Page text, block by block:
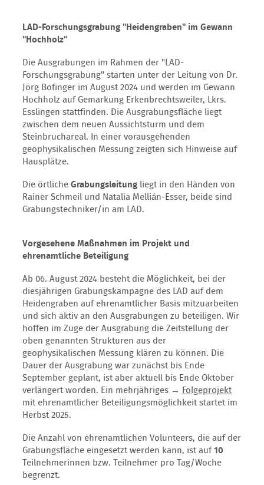
LAD-Forschungsgrabung "Heidengraben" im Gewann
"Hochholz"
Die Ausgrabungen im Rahmen der "LAD-
Forschungsgrabung" starten unter der Leitung von Dr.
Jörg Bofinger im August 2024 und werden im Gewann
Hochholz auf Gemarkung Erkenbrechtsweiler, Lkrs.
Esslingen stattfinden. Die Ausgrabungsfläche liegt
zwischen dem neuen Aussichtsturm und dem
Steinbruchareal. In einer vorausgehenden
geophysikalischen Messung zeigten sich Hinweise auf
Hausplätze.
Die örtliche Grabungsleitung liegt in den Händen von
Rainer Schmeil und Natalia Mellián-Esser, beide sind
Grabungstechniker/in am LAD.
Vorgesehene Maßnahmen im Projekt und
ehrenamtliche Beteiligung
Ab 06. August 2024 besteht die Möglichkeit, bei der
diesjährigen Grabungskampagne des LAD auf dem
Heidengraben auf ehrenamtlicher Basis mitzuarbeiten
und sich aktiv an den Ausgrabungen zu beteiligen. Wir
hoffen im Zuge der Ausgrabung die Zeitstellung der
oben genannten Strukturen aus der
geophysikalischen Messung klären zu können. Die
Dauer der Ausgrabung war zunächst bis Ende
September geplant, ist aber aktuell bis Ende Oktober
verlängert worden. Ein mehrjähriges →
Folgeprojekt
mit ehrenamtlicher Beteiligungsmöglichkeit startet im
Herbst 2025.
Die Anzahl von ehrenamtlichen Volunteers, die auf der
Grabungsfläche eingesetzt werden kann, ist auf 10
Teilnehmerinnen bzw. Teilnehmer pro Tag/Woche
begrenzt.